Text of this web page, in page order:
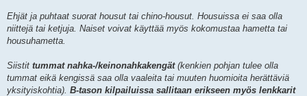
Ehjät ja puhtaat suorat housut tai chino-housut. Housuissa ei saa olla
niittejä tai ketjuja. Naiset voivat käyttää myös kokomustaa hametta tai
housuhametta.
Siistit tummat nahka-/keinonahkakengät(kenkien pohjan tulee olla
tummat eikä kengissä saa olla vaaleita tai muuten huomioita herättäviä
yksityiskohtia). B-tason kilpailuissa sallitaan erikseen myös lenkkarit